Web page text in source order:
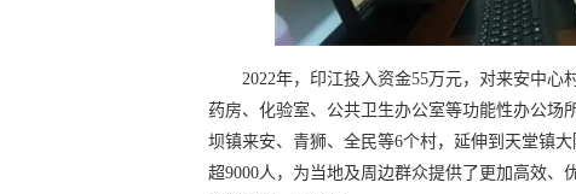
2022年，印江投入资金55万元，对来安中心
药房、化验室、公共卫生办公室等功能性办公场
坝镇来安、青狮、全民等6个村，延伸到天堂镇
超9000人，为当地及周边群众提供了更加高效